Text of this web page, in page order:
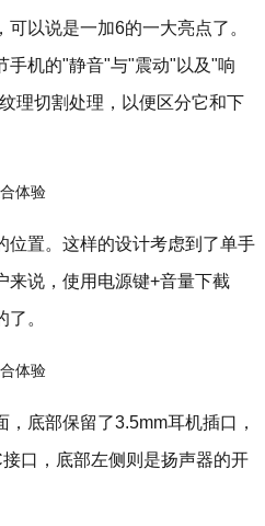
以说是一加6的一大亮点了。
手机的"静音"与"震动"以及"响
理切割处理，以便区分它和下
位置。这样的设计考虑到了单手
来说，使用电源键+音量下截
。
底部保留了3.5mm耳机插口，
口，底部左侧则是扬声器的开